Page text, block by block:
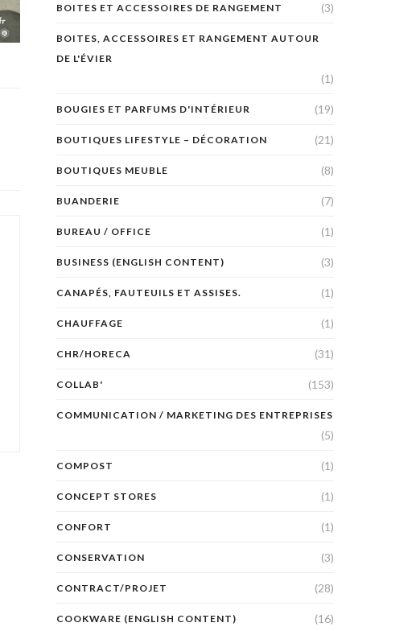
BOITES ET ACCESSOIRES DE RANGEMENT (3)
BOITES, ACCESSOIRES ET RANGEMENT AUTOUR
DE L'ÉVIER
(1)
BOUGIES ET PARFUMS D'INTÉRIEUR (19)
BOUTIQUES LIFESTYLE – DÉCORATION (21)
BOUTIQUES MEUBLE (8)
BUANDERIE (7)
BUREAU / OFFICE (1)
BUSINESS (ENGLISH CONTENT) (3)
CANAPÉS, FAUTEUILS ET ASSISES. (1)
CHAUFFAGE (1)
CHR/HORECA (31)
COLLAB' (153)
COMMUNICATION / MARKETING DES ENTREPRISES
(5)
COMPOST (1)
CONCEPT STORES (1)
CONFORT (1)
CONSERVATION (3)
CONTRACT/PROJET (28)
COOKWARE (ENGLISH CONTENT) (16)